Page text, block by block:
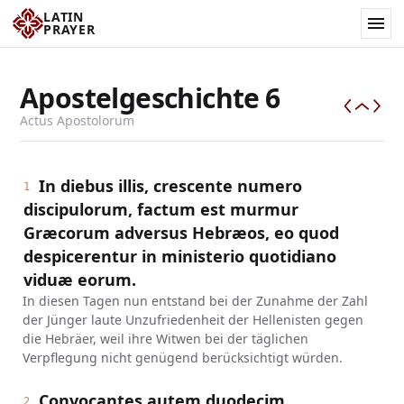
LATIN
PRAYER
Apostelgeschichte6
Actus Apostolorum
1
In diebus illis, crescente numero
discipulorum, factum est murmur
Græcorum adversus Hebræos, eo quod
despicerentur in ministerio quotidiano
viduæ eorum.
In diesen Tagen nun entstand bei der Zunahme der Zahl
der Jünger laute Unzufriedenheit der Hellenisten gegen
die Hebräer, weil ihre Witwen bei der täglichen
Verpflegung nicht genügend berücksichtigt würden.